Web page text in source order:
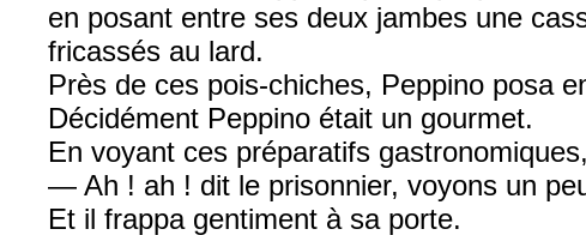
en posant entre ses deux jambes une
fricassés au lard.
Près de ces pois-chiches, Peppino posa
Décidément Peppino était un gourmet.
En voyant ces préparatifs
— Ah ! ah ! dit le prisonnier, voyons un
Et il frappa gentiment à sa porte.